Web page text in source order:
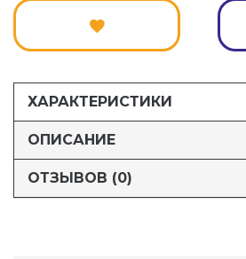
ХАРАКТЕРИСТИКИ
ОПИСАНИЕ
ОТЗЫВОВ (0)